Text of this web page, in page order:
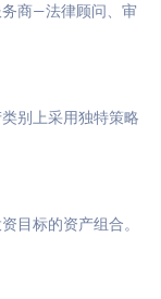
商—法律顾问、审
别上采用独特策略
目标的资产组合。